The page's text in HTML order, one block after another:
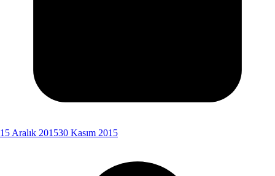
15 Aralık 201530 Kasım 2015